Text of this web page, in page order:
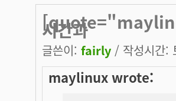
시간과
글쓴이: fairly / 작성시간:
maylinux wrote: